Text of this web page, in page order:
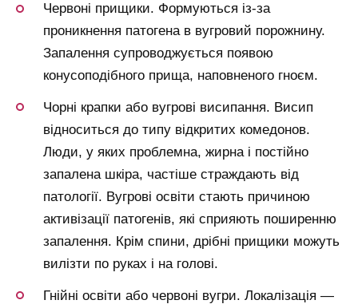
Червоні прищики. Формуються із-за
проникнення патогена в вугровий порожнину.
Запалення супроводжується появою
конусоподібного прища, наповненого гноєм.
Чорні крапки або вугрові висипання. Висип
відноситься до типу відкритих комедонов.
Люди, у яких проблемна, жирна і постійно
запалена шкіра, частіше страждають від
патології. Вугрові освіти стають причиною
активізації патогенів, які сприяють поширенню
запалення. Крім спини, дрібні прищики можуть
вилізти по руках і на голові.
Гнійні освіти або червоні вугри. Локалізація —